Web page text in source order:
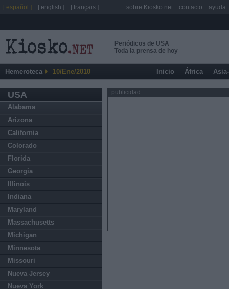
Periódicos de USA
Toda la prensa de hoy
Hemeroteca 10/Ene/2010 Inicio África
USA
Alabama
Arizona
California
Colorado
Florida
Georgia
Illinois
Indiana
Maryland
Massachusetts
Michigan
Minnesota
Missouri
Nueva Jersey
Nueva York
publicidad
[ español ] [ english ] [ français ] sobre Kiosko.net contacto ayuda